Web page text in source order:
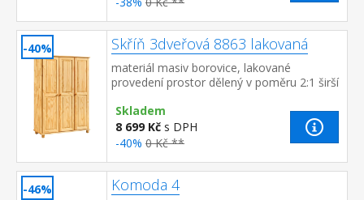
-40% Skříň 3dveřová 8863 lakovaná
materiál masiv borovice, lakované
provedení prostor dělený v poměru 2:1 širší
police do...
Skladem
8 699 Kč s DPH
-40% 0 Kč **
-46% Komoda 4